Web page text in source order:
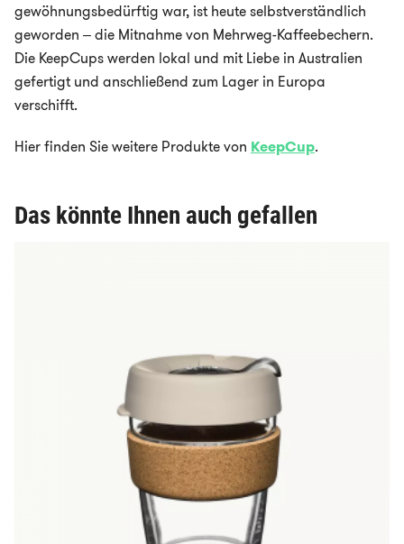
gewöhnungsbedürftig war, ist heute selbstverständlich
geworden – die Mitnahme von Mehrweg-Kaffeebechern.
Die KeepCups werden lokal und mit Liebe in Australien
gefertigt und anschließend zum Lager in Europa
verschifft.
Hier finden Sie weitere Produkte von KeepCup.
Das könnte Ihnen auch gefallen